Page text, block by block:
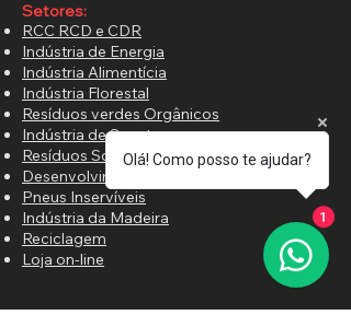
Setores:
RCC RCD e CDR
Indústria de Energia
Indústria Alimentícia
Indústria Florestal
Resíduos verdes Orgânicos
Indústria de Sucatas
Resíduos Sólidos Municipais
Desenvolvimento especiais
Pneus Inservíveis
Indústria da Madeira
Reciclagem
Loja on-line
Olá! Como posso te ajudar?
1